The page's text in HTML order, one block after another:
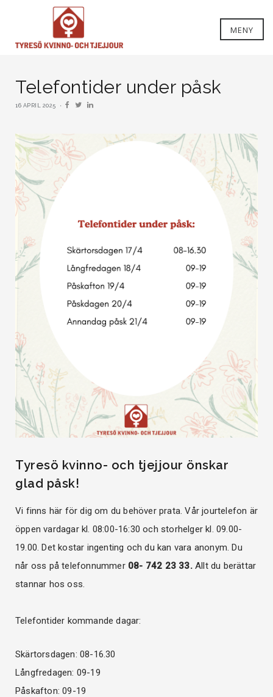
MENY
Telefontider under påsk
16 APRIL 2025
Tyresö kvinno- och tjejjour önskar
glad påsk!
Vi finns här för dig om du behöver prata. Vår jourtelefon är
öppen vardagar kl. 08:00-16:30 och storhelger kl. 09.00-
19.00. Det kostar ingenting och du kan vara anonym. Du
når oss på telefonnummer08- 742 23 33.Allt du berättar
stannar hos oss.
Telefontider kommande dagar:
Skärtorsdagen: 08-16.30
Långfredagen: 09-19
Påskafton: 09-19